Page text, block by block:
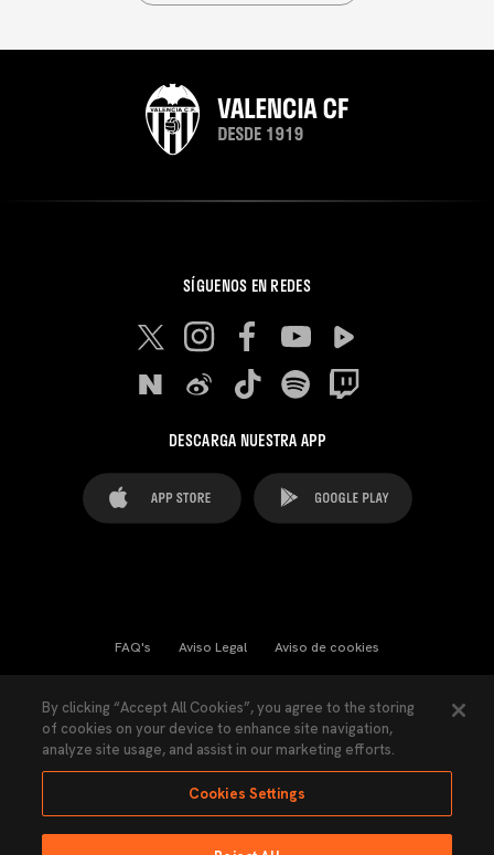
SÍGUENOS EN REDES
DESCARGA NUESTRA APP
FAQ's Aviso Legal Aviso de cookies
Ley Transparencia Política de Privacidad
Accesibilidad
By clicking “Accept All Cookies”, you agree to the storing
of cookies on your device to enhance site navigation,
analyze site usage, and assist in our marketing efforts.
Cookies Settings